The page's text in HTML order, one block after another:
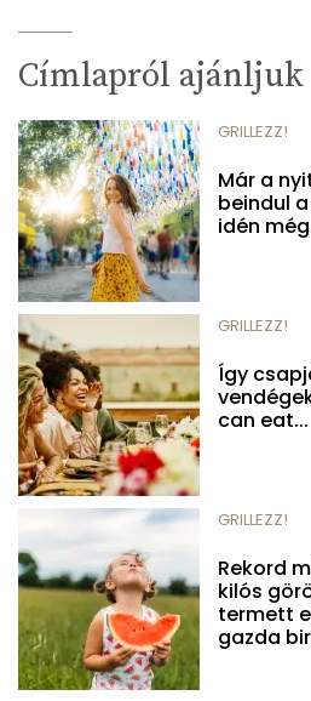
Címlapról ajánljuk
GRILLEZZ!
Már a
beindul
idén
GRILLEZZ!
Így
can eat...
GRILLEZZ!
Rekord
kilós
termett
gazda